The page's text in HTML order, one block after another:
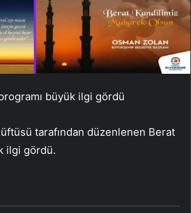
büyük ilgi gördü
tarafından düzenlenen Berat
ilgi gördü.